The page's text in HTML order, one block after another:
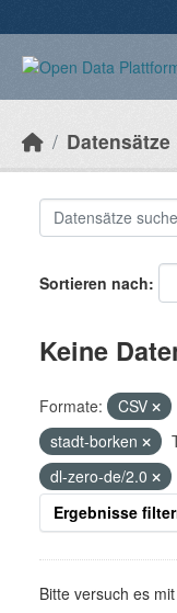
Datensätze
Sortieren nach
Keine
Formate: CSV
stadt-borken
dl-zero-de/2.0
Ergebnisse
Bitte versuch es